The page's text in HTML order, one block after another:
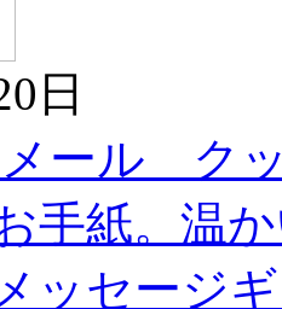
日
メール ク
手紙。温
ッセージ